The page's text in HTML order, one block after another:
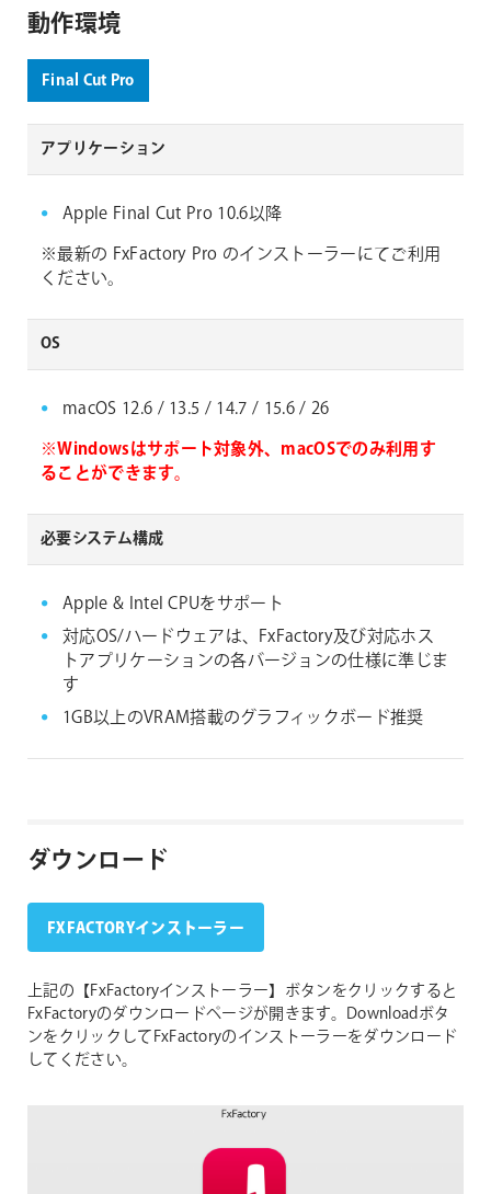
動作環境
Final Cut Pro
アプリケーション
Apple Final Cut Pro 10.6以降
※最新の FxFactory Pro のインストーラーにてご利用
ください。
OS
macOS 12.6 / 13.5 / 14.7 / 15.6 / 26
※Windowsはサポート対象外、macOSでのみ利用す
ることができます。
必要システム構成
Apple & Intel CPUをサポート
対応OS/ハードウェアは、FxFactory及び対応ホス
トアプリケーションの各バージョンの仕様に準じま
す
1GB以上のVRAM搭載のグラフィックボード推奨
ダウンロード
FXFACTORYインストーラー
上記の【FxFactoryインストーラー】ボタンをクリックすると
FxFactoryのダウンロードページが開きます。Downloadボタ
ンをクリックしてFxFactoryのインストーラーをダウンロード
してください。